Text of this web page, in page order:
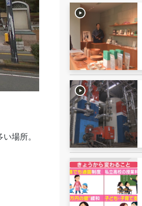
場所。